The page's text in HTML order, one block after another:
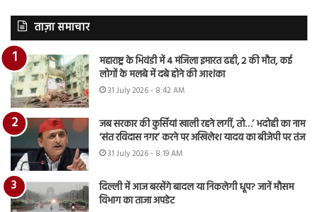
ताज़ा समाचार
महाराष्ट्र के भिवंडी में 4 मंजिला इमारत ढही, 2 की मौत, कई
लोगों के मलबे में दबे होने की आशंका
31 July 2026 - 8:42 AM
जब सरकार की कुर्सियां खाली रहने लगीं, तो…’ भदोही का नाम
‘संत रविदास नगर’ करने पर अखिलेश यादव का बीजेपी पर तंज
31 July 2026 - 8:19 AM
दिल्ली में आज बरसेंगे बादल या निकलेगी धूप? जानें मौसम
विभाग का ताजा अपडेट